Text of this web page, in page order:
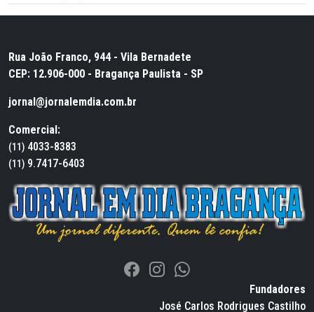
Rua João Franco, 944 - Vila Bernadete
CEP: 12.906-000 - Bragança Paulista - SP
jornal@jornalemdia.com.br
Comercial:
(11) 4033-8383
(11) 9.7417-6403
Fundadores
José Carlos Rodrigues Castilho